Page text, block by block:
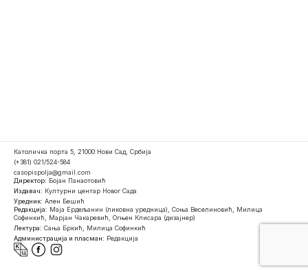
Католичка порта 5, 21000 Нови Сад, Србија
(+381) 021/524-584
casopispolja@gmail.com
Директор: Бојан Панаотовић
Издавач: Културни центар Новог Сада
Уредник: Ален Бешић
Редакција: Маја Ердељанин (ликовна уредница), Соња Веселиновић, Милица
Софинкић, Марјан Чакаревић, Огњен Клисара (дизајнер)
Лектура: Сања Бркић, Милица Софинкић
Администрација и пласман: Редакција